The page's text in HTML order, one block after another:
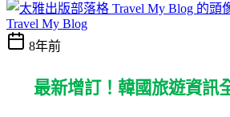
Travel My Blog
8年前
最新增訂！韓國旅遊資訊